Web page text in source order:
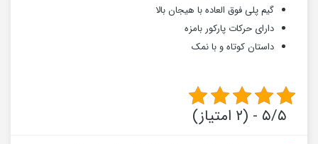
گیم پلی فوق العاده با هیجان بالا
دارای حرکات پارکور بامزه
داستان کوتاه و با نمک
۵/۵ - (۲ امتیاز)